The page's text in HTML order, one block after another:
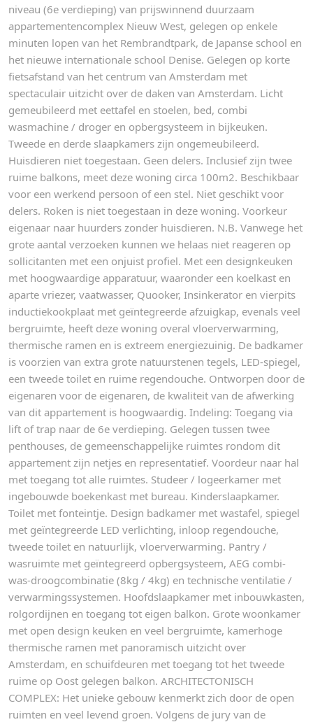
niveau (6e verdieping) van prijswinnend duurzaam
appartementencomplex Nieuw West, gelegen op enkele
minuten lopen van het Rembrandtpark, de Japanse school en
het nieuwe internationale school Denise. Gelegen op korte
fietsafstand van het centrum van Amsterdam met
spectaculair uitzicht over de daken van Amsterdam. Licht
gemeubileerd met eettafel en stoelen, bed, combi
wasmachine / droger en opbergsysteem in bijkeuken.
Tweede en derde slaapkamers zijn ongemeubileerd.
Huisdieren niet toegestaan. Geen delers. Inclusief zijn twee
ruime balkons, meet deze woning circa 100m2. Beschikbaar
voor een werkend persoon of een stel. Niet geschikt voor
delers. Roken is niet toegestaan in deze woning. Voorkeur
eigenaar naar huurders zonder huisdieren. N.B. Vanwege het
grote aantal verzoeken kunnen we helaas niet reageren op
sollicitanten met een onjuist profiel. Met een designkeuken
met hoogwaardige apparatuur, waaronder een koelkast en
aparte vriezer, vaatwasser, Quooker, Insinkerator en vierpits
inductiekookplaat met geïntegreerde afzuigkap, evenals veel
bergruimte, heeft deze woning overal vloerverwarming,
thermische ramen en is extreem energiezuinig. De badkamer
is voorzien van extra grote natuurstenen tegels, LED-spiegel,
een tweede toilet en ruime regendouche. Ontworpen door de
eigenaren voor de eigenaren, de kwaliteit van de afwerking
van dit appartement is hoogwaardig. Indeling: Toegang via
lift of trap naar de 6e verdieping. Gelegen tussen twee
penthouses, de gemeenschappelijke ruimtes rondom dit
appartement zijn netjes en representatief. Voordeur naar hal
met toegang tot alle ruimtes. Studeer / logeerkamer met
ingebouwde boekenkast met bureau. Kinderslaapkamer.
Toilet met fonteintje. Design badkamer met wastafel, spiegel
met geïntegreerde LED verlichting, inloop regendouche,
tweede toilet en natuurlijk, vloerverwarming. Pantry /
wasruimte met geïntegreerd opbergsysteem, AEG combi-
was-droogcombinatie (8kg / 4kg) en technische ventilatie /
verwarmingssystemen. Hoofdslaapkamer met inbouwkasten,
rolgordijnen en toegang tot eigen balkon. Grote woonkamer
met open design keuken en veel bergruimte, kamerhoge
thermische ramen met panoramisch uitzicht over
Amsterdam, en schuifdeuren met toegang tot het tweede
ruime op Oost gelegen balkon. ARCHITECTONISCH
COMPLEX: Het unieke gebouw kenmerkt zich door de open
ruimten en veel levend groen. Volgens de jury van de